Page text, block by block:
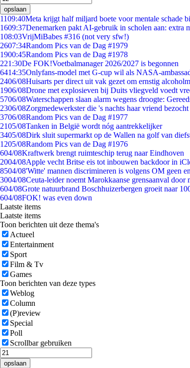
opslaan
1109:40Meta krijgt half miljard boete voor mentale schade
1609:37Denemarken pakt AI-gebruik in scholen aan: extra
108:03VrijMiBabes #316 (not very sfw!)
2607:34Random Pics van de Dag #1979
1900:45Random Pics van de Dag #1978
221:30De FOK!Voetbalmanager 2026/2027 is begonnen
6414:35Onlyfans-model met G-cup wil als NASA-
2406/08Huisarts per direct uit vak gezet om ernstig
1906/08Drone met explosieven bij Duits vliegveld voedt
5706/08Waterschappen slaan alarm wegens droogte:
2306/08Zorgmedewerkster die 's nachts haar vriend
3706/08Random Pics van de Dag #1977
2105/08Tanken in België wordt nóg aantrekkelijker
3405/08Dirk sluit supermarkt op de Wallen na golf van
1205/08Random Pics van de Dag #1976
604/08Kraftwerk brengt ruimteschip terug naar Eindhoven
2004/08Apple vecht Britse eis tot inbouwen backdoor in
8504/08'Witte' mannen discrimineren is volgens OM geen
3004/08Ceuta-leider noemt Marokkaanse grensaanval door
604/08Grote natuurbrand Boschhuizerbergen groeit naar
604/08FOK! was even down
Laatste items
Laatste items
Toon berichten uit deze thema's
Actueel
Entertainment
Sport
Film & Tv
Games
Toon berichten van deze types
Weblog
Column
(P)review
Special
Poll
Scrollbar gebruiken
opslaan